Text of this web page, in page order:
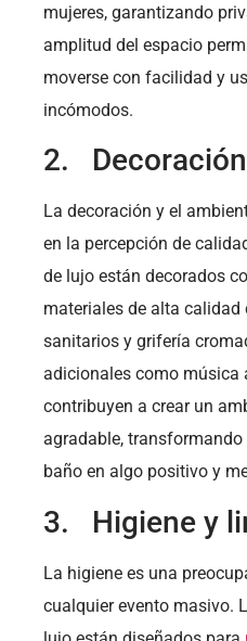
mujeres, garantizando
amplitud del espacio
moverse con facilidad y
incómodos.
2.
La decoración y el
en la percepción de
de lujo están decorados
materiales de alta
sanitarios y grifería
adicionales como música
contribuyen a crear un
agradable, transformando
baño en algo positivo y
3. Higiene y
La higiene es una
cualquier evento masivo.